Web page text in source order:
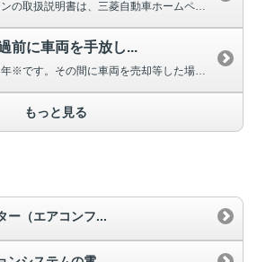
前に車両を手放し...
車両の保有義務年数は４年※です。その間に車両を売却等した場合は補助金の返納...
もっと見る
ー（エアコンフ...